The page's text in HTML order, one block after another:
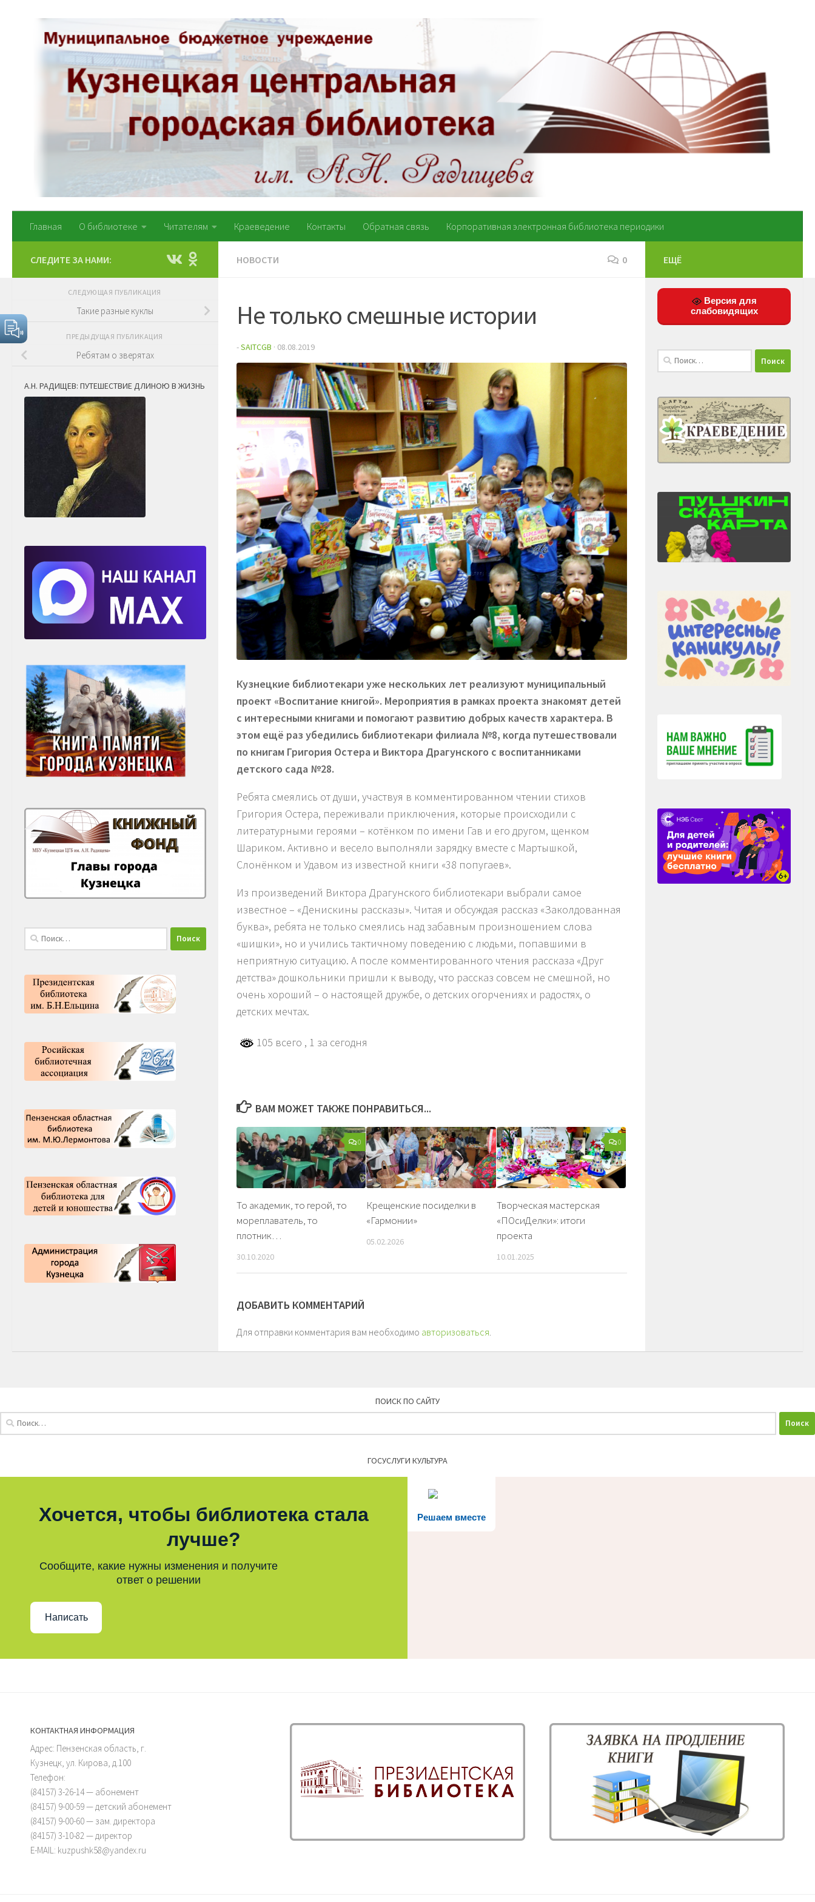
Перейти к содержимому
Главная О библиотеке Читателям Краеведение Контакты Обратная связь Корпоративная электронная библиотека периодики
НОВОСТИ 0
Не только смешные истории
-SAITCGB · 08.08.2019
Кузнецкие библиотекари уже нескольких лет реализуют муниципальный
проект «Воспитание книгой». Мероприятия в рамках проекта знакомят детей
с интересными книгами и помогают развитию добрых качеств характера. В
этом ещё раз убедились библиотекари филиала №8, когда путешествовали
по книгам Григория Остера и Виктора Драгунского с воспитанниками
детского сада №28.
Ребята смеялись от души, участвуя в комментированном чтении стихов
Григория Остера, переживали приключения, которые происходили с
литературными героями – котёнком по имени Гав и его другом, щенком
Шариком. Активно и весело выполняли зарядку вместе с Мартышкой,
Слонёнком и Удавом из известной книги «38 попугаев».
Из произведений Виктора Драгунского библиотекари выбрали самое
известное – «Денискины рассказы». Читая и обсуждая рассказ «Заколдованная
буква», ребята не только смеялись над забавным произношением слова
«шишки», но и учились тактичному поведению с людьми, попавшими в
неприятную ситуацию. А после комментированного чтения рассказа «Друг
детства» дошкольники пришли к выводу, что рассказ совсем не смешной, но
очень хороший – о настоящей дружбе, о детских огорчениях и радостях, о
детских мечтах.
105 всего , 1 за сегодня
ВАМ МОЖЕТ ТАКЖЕ ПОНРАВИТЬСЯ...
0
То академик, то герой, то
мореплаватель, то
плотник…
30.10.2020
Крещенские посиделки в
«Гармонии»
05.02.2026
0
Творческая мастерская
«ПОсиДелки»: итоги
проекта
10.01.2025
ДОБАВИТЬ КОММЕНТАРИЙ
Для отправки комментария вам необходимо авторизоваться
СЛЕДИТЕ ЗА НАМИ:
СЛЕДУЮЩАЯ ПУБЛИКАЦИЯ
Такие разные куклы
ПРЕДЫДУЩАЯ ПУБЛИКАЦИЯ
Ребятам о зверятах
А.Н. РАДИЩЕВ: ПУТЕШЕСТВИЕ ДЛИНОЮ В ЖИЗНЬ
Найти:
ЕЩЁ
Версия для
слабовидящих
Найти:
ПОИСК ПО САЙТУ
ГОСУСЛУГИ КУЛЬТУРА
Решаем вместе
Хочется, чтобы библиотека стала
лучше?
Сообщите, какие нужны изменения и получите
ответ о решении
Написать
КОНТАКТНАЯ ИНФОРМАЦИЯ
Адрес: Пензенская область, г.
Кузнецк, ул. Кирова, д.100
Телефон:
(84157) 3-26-14 — абонемент
(84157) 9-00-59 — детский абонемент
(84157) 9-00-60 — зам. директора
(84157) 3-10-82 — директор
E-MAIL: kuzpushk58@yandex.ru